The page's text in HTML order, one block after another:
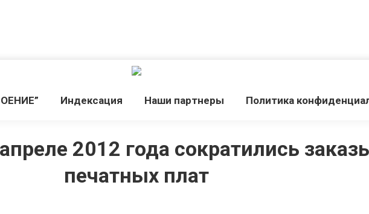
Индекcация Наши партнеры Политика
2012 года сократились
печатных плат